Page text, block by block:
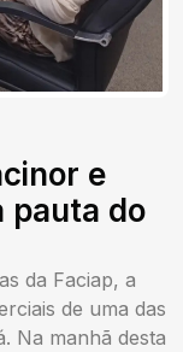
e
pauta do
da Faciap, a
de uma das
Na manhã desta